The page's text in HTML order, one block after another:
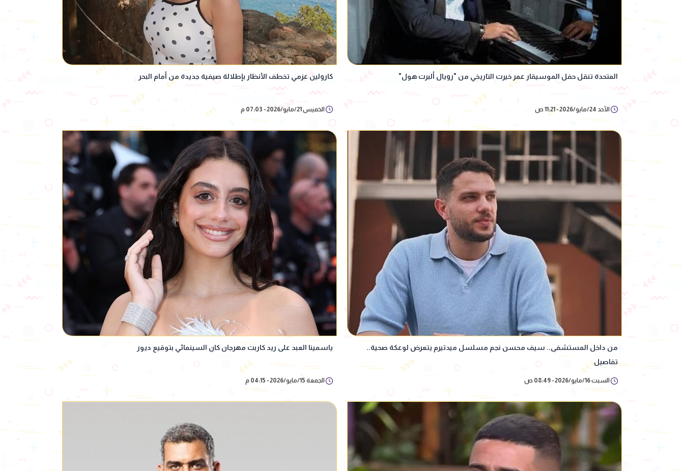
المتحدة تنقل حفل الموسيقار عمر خيرت التاريخي من "رويال ألبرت هول"
الأحد 24/مايو/2026 - 11:21 ص
كارولين عزمي تخطف الأنظار بإطلالة صيفية جديدة من أمام البحر
الخميس 21/مايو/2026 - 07:03 م
من داخل المستشفى.. سيف محسن نجم مسلسل ميدتيرم يتعرض لوعكة صحية..
تفاصيل
السبت 16/مايو/2026 - 08:49 ص
ياسمينا العبد على ريد كاربت مهرجان كان السينمائي بتوقيع ديور
الجمعة 15/مايو/2026 - 04:15 م